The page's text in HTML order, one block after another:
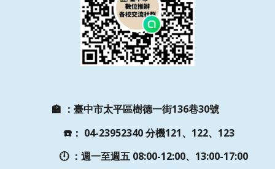
🏫 ： 臺中市太平區樹德一街136巷30號
☎️： 04-23952340 分機121、122、123
🕛 ：週一至週五 08:00-12:00、13:00-17:00